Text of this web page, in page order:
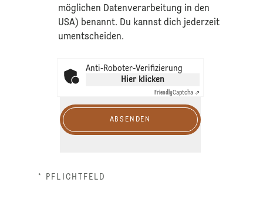
möglichen Datenverarbeitung in den
USA) benannt. Du kannst dich jederzeit
umentscheiden.
Anti-Roboter-Verifizierung
Hier klicken
FriendlyCaptcha ⇗
ABSENDEN
* PFLICHTFELD